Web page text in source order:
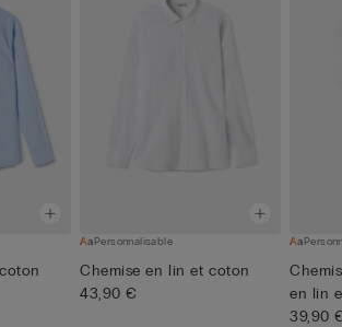
Personnalisable
Chemise en lin et coton
43,90 €
en lin
39,90